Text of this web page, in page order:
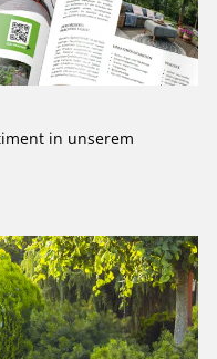
in unserem